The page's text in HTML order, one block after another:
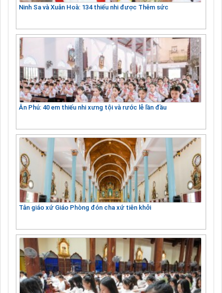
Ninh Sa và Xuân Hoà: 134 thiếu nhi được Thêm sức
Ân Phú: 40 em thiếu nhi xưng tội và rước lễ lần đầu
Tân giáo xứ Giáo Phòng đón cha xứ tiên khởi